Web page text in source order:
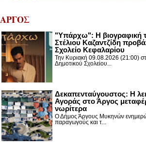
ΑΡΓΟΣ
"Υπάρχω": Η βιογραφική
Στέλιου Καζαντζίδη
Σχολείο Κεφαλαρίου
Την Κυριακή 09.08.2026 (21:00)
Δημοτικού Σχολείου...
Δεκαπενταύγουστος: H
Αγοράς στο Άργος
νωρίτερα
Ο Δήμος Άργους Μυκηνών
παραγωγούς και τ...